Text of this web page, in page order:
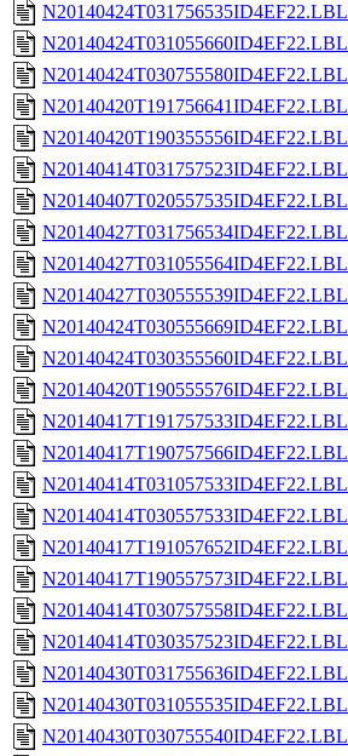
N20140424T031756535ID4EF22.LBL
N20140424T031055660ID4EF22.LBL
N20140424T030755580ID4EF22.LBL
N20140420T191756641ID4EF22.LBL
N20140420T190355556ID4EF22.LBL
N20140414T031757523ID4EF22.LBL
N20140407T020557535ID4EF22.LBL
N20140427T031756534ID4EF22.LBL
N20140427T031055564ID4EF22.LBL
N20140427T030555539ID4EF22.LBL
N20140424T030555669ID4EF22.LBL
N20140424T030355560ID4EF22.LBL
N20140420T190555576ID4EF22.LBL
N20140417T191757533ID4EF22.LBL
N20140417T190757566ID4EF22.LBL
N20140414T031057533ID4EF22.LBL
N20140414T030557533ID4EF22.LBL
N20140417T191057652ID4EF22.LBL
N20140417T190557573ID4EF22.LBL
N20140414T030757558ID4EF22.LBL
N20140414T030357523ID4EF22.LBL
N20140430T031755636ID4EF22.LBL
N20140430T031055535ID4EF22.LBL
N20140430T030755540ID4EF22.LBL